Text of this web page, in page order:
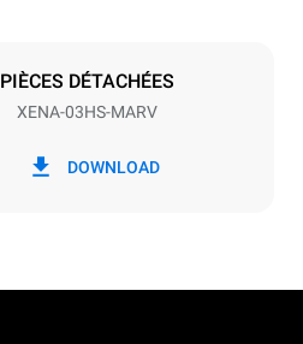
PIÈCES DÉTACHÉES
XENA-03HS-MARV
DOWNLOAD